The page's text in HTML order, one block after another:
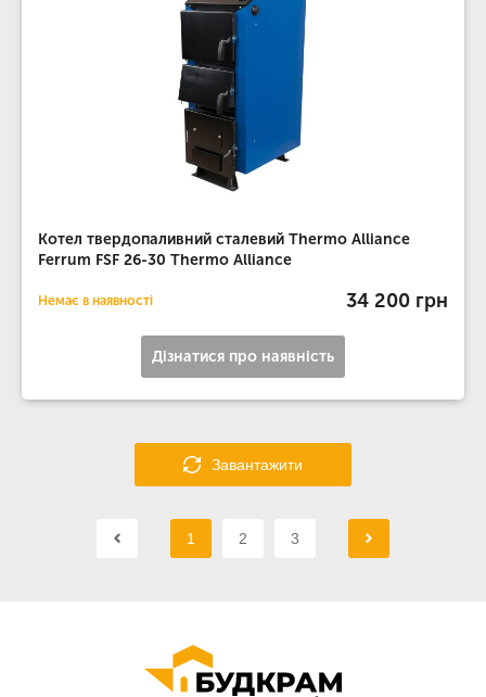
Котел твердопаливний сталевий Thermo Alliance
Ferrum FSF 26-30 Thermo Alliance
Немає в наявності 34 200 грн
Дізнатися про наявність
Завантажити
1 2 3